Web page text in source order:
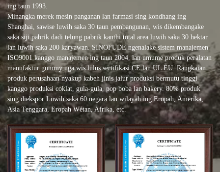
ing taun 1993.
Minangka merek mesin panganan lan farmasi sing kondhang ing
Shanghai, sawise luwih saka 30 taun pembangunan, wis dikembangake
saka siji pabrik dadi telung pabrik kanthi total area luwih saka 30 hektar
lan luwih saka 200 karyawan. SINOFUDE ngenalake sistem manajemen
ISO9001 kanggo manajemen ing taun 2004, lan umume produk peralatan
manufaktur gummy uga wis lulus sertifikasi CE lan UL EU. Rangkaian
produk perusahaan nyakup kabeh jinis jalur produksi bermutu tinggi
kanggo produksi coklat, gula-gula, pop boba lan bakery. 80% produk
sing diekspor Luwih saka 60 negara lan wilayah ing Eropah, Amerika,
Asia Tenggara, Eropah Wétan, Afrika, etc.